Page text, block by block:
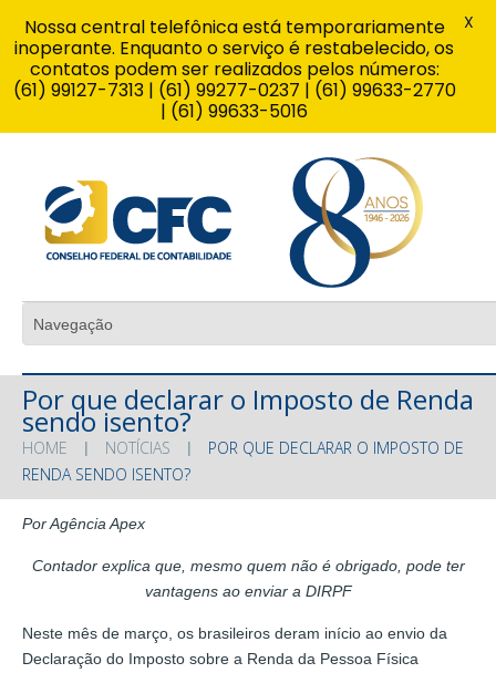
Por que declarar o Imposto de Renda
sendo isento?
HOME NOTÍCIAS
POR QUE DECLARAR O IMPOSTO DE
RENDA SENDO ISENTO?
Por Agência Apex
Contador explica que, mesmo quem não é obrigado, pode ter
vantagens ao enviar a DIRPF
Neste mês de março, os brasileiros deram início ao envio da
Declaração do Imposto sobre a Renda da Pessoa Física
Nossa central telefônica está temporariamente
inoperante. Enquanto o serviço é restabelecido, os
contatos podem ser realizados pelos números:
(61) 99127-7313 | (61) 99277-0237 | (61) 99633-2770
| (61) 99633-5016
X